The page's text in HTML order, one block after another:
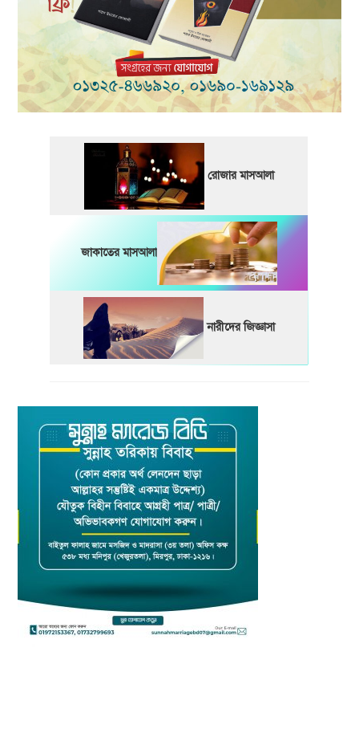
রোজার মাসআলা
জাকাতের মাসআলা
নারীদের জিজ্ঞাসা